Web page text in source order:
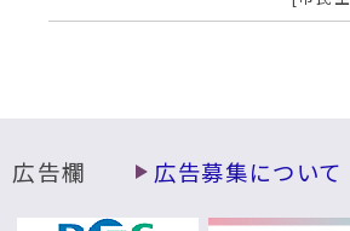
広告欄 広告募集について